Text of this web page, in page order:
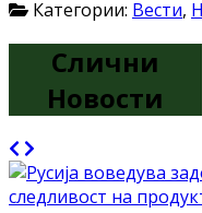
Категории: Вести,
Слични
Новости